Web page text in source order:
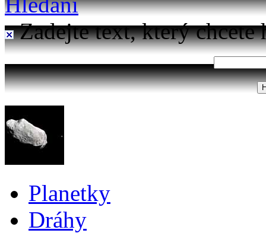
Zadejte text, který chcete
Planetky
Dráhy